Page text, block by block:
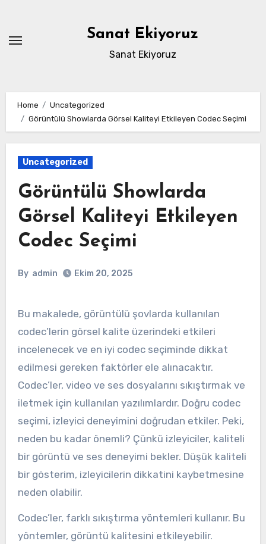
content
Sanat Ekiyoruz
Sanat Ekiyoruz
Home
Uncategorized
Görüntülü Showlarda Görsel Kaliteyi Etkileyen Codec Seçimi
Uncategorized
Görüntülü Showlarda
Görsel Kaliteyi Etkileyen
Codec Seçimi
By admin Ekim 20, 2025
Bu makalede, görüntülü şovlarda kullanılan
codec’lerin görsel kalite üzerindeki etkileri
incelenecek ve en iyi codec seçiminde dikkat
edilmesi gereken faktörler ele alınacaktır.
Codec’ler, video ve ses dosyalarını sıkıştırmak ve
iletmek için kullanılan yazılımlardır. Doğru codec
seçimi, izleyici deneyimini doğrudan etkiler. Peki,
neden bu kadar önemli? Çünkü izleyiciler, kaliteli
bir görüntü ve ses deneyimi bekler. Düşük kaliteli
bir gösterim, izleyicilerin dikkatini kaybetmesine
neden olabilir.
Codec’ler, farklı sıkıştırma yöntemleri kullanır. Bu
yöntemler, görüntü kalitesini etkileyebilir.